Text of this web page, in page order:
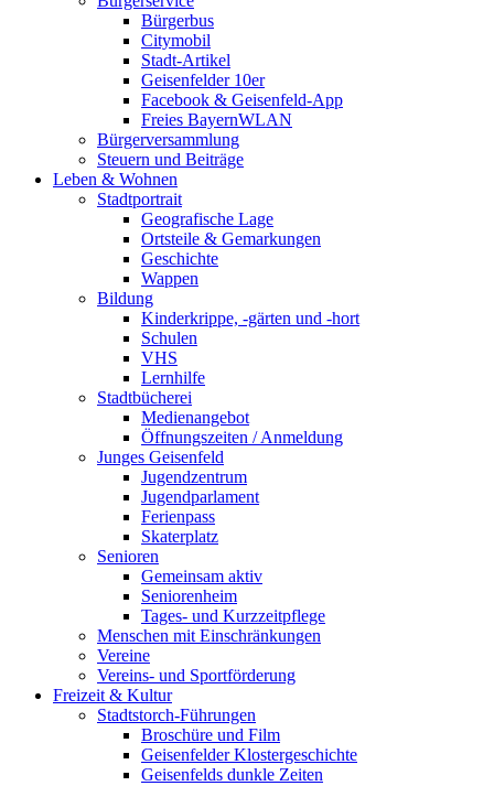
Bürgerbus
Citymobil
Stadt-Artikel
Geisenfelder 10er
Facebook & Geisenfeld-App
Freies BayernWLAN
Bürgerversammlung
Steuern und Beiträge
Leben & Wohnen
Stadtportrait
Geografische Lage
Ortsteile & Gemarkungen
Geschichte
Wappen
Bildung
Kinderkrippe, -gärten und -hort
Schulen
VHS
Lernhilfe
Stadtbücherei
Medienangebot
Öffnungszeiten / Anmeldung
Junges Geisenfeld
Jugendzentrum
Jugendparlament
Ferienpass
Skaterplatz
Senioren
Gemeinsam aktiv
Seniorenheim
Tages- und Kurzzeitpflege
Menschen mit Einschränkungen
Vereine
Vereins- und Sportförderung
Freizeit & Kultur
Stadtstorch-Führungen
Broschüre und Film
Geisenfelder Klostergeschichte
Geisenfelds dunkle Zeiten